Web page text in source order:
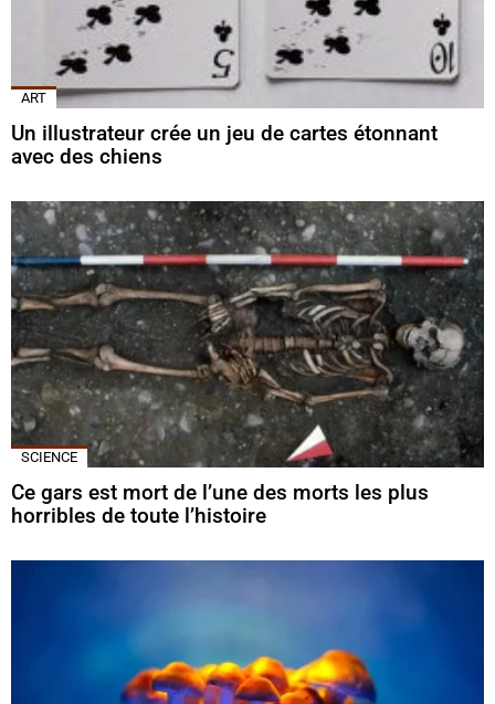
ART
Un illustrateur crée un jeu de cartes étonnant
avec des chiens
SCIENCE
Ce gars est mort de l’une des morts les plus
horribles de toute l’histoire